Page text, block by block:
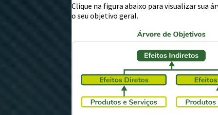
Clique na figura abaixo para visualizar sua
o seu objetivo geral.